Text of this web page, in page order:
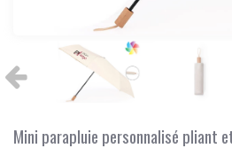
Mini parapluie personnalisé pliant